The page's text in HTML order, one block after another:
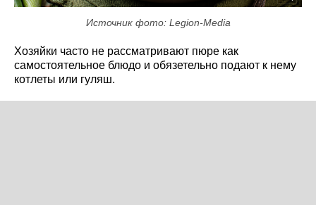
Источник фото: Legion-Media
Хозяйки часто не рассматривают пюре как
самостоятельное блюдо и обязетельно подают к нему
котлеты или гуляш.